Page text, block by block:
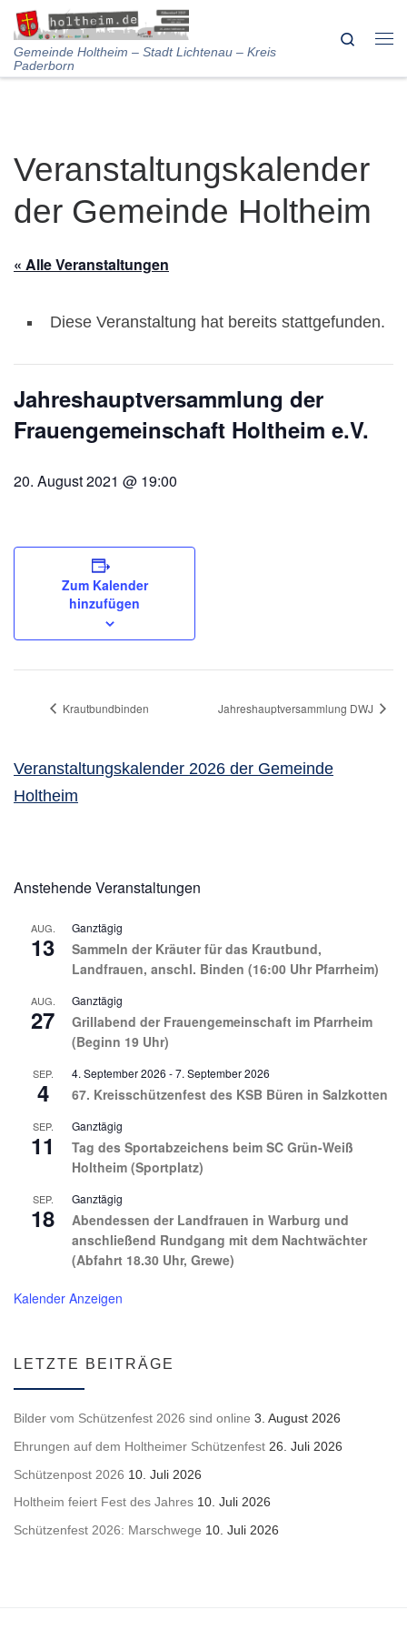
Skip to content
Gemeinde Holtheim – Stadt Lichtenau – Kreis
Paderborn
Search
Veranstaltungskalender
der Gemeinde Holtheim
« Alle Veranstaltungen
Diese Veranstaltung hat bereits stattgefunden.
Jahreshauptversammlung der
Frauengemeinschaft Holtheim e.V.
20. August 2021 @ 19:00
Zum Kalender
hinzufügen
Krautbundbinden Jahreshauptversammlung DWJ
Veranstaltungskalender 2026 der Gemeinde
Holtheim
Anstehende Veranstaltungen
AUG.
13
Ganztägig
Sammeln der Kräuter für das Krautbund,
Landfrauen, anschl. Binden (16:00 Uhr Pfarrheim)
AUG.
27
Ganztägig
Grillabend der Frauengemeinschaft im Pfarrheim
(Beginn 19 Uhr)
SEP.
4
4. September 2026 -7. September 2026
67. Kreisschützenfest des KSB Büren in Salzkotten
SEP.
11
Ganztägig
Tag des Sportabzeichens beim SC Grün-Weiß
Holtheim (Sportplatz)
SEP.
18
Ganztägig
Abendessen der Landfrauen in Warburg und
anschließend Rundgang mit dem Nachtwächter
(Abfahrt 18.30 Uhr, Grewe)
Kalender Anzeigen
LETZTE BEITRÄGE
Bilder vom Schützenfest 2026 sind online 3. August 2026
Ehrungen auf dem Holtheimer Schützenfest 26. Juli 2026
Schützenpost 2026 10. Juli 2026
Holtheim feiert Fest des Jahres 10. Juli 2026
Schützenfest 2026: Marschwege 10. Juli 2026